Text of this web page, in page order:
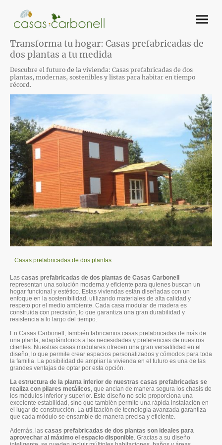
Transforma tu hogar: Casas prefabricadas de
dos plantas a tu medida
Descubre el futuro de la vivienda: Casas prefabricadas de dos
plantas, modernas, sostenibles y listas para habitar en tiempo
récord.
Las casas prefabricadas de dos plantas de Casas Carbonell
representan una solución moderna y eficiente para quienes buscan un
hogar funcional y estético. Estas viviendas están diseñadas con un
enfoque en la sostenibilidad, utilizando materiales de alta calidad y
respeto por el medio ambiente. Cada casa modular de madera es
construida con precisión, lo que garantiza una gran durabilidad y
resistencia a lo largo del tiempo.
En Casas Carbonell, también fabricamos casas prefabricadas de más de
una planta, adaptándonos a las necesidades y preferencias de nuestros
clientes. Nuestras casas modulares ofrecen una gran versatilidad en el
diseño, lo que permite crear espacios personalizados y cómodos para toda
la familia. La posibilidad de ampliar la vivienda en el futuro es una de las
grandes ventajas de optar por esta opción.
La estructura de la planta inferior de nuestras casas prefabricadas se
realiza con pilares metálicos , que anclan de manera segura los chasis de
los módulos inferior y superior. Este diseño no solo proporciona una
excelente estabilidad, sino que también permite una rápida instalación en
el lugar de construcción. La utilización de tecnología avanzada garantiza
que cada módulo se ensamble de manera precisa y eficiente.
Además, las casas prefabricadas de dos plantas son ideales para
aprovechar al máximo el espacio disponible . Gracias a su diseño
Casas prefabricadas de dos plantas